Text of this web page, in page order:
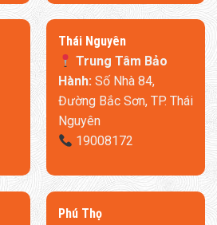
Thái Nguyên
Trung Tâm Bảo
Hành:Số Nhà 84,
Đường Bắc Sơn, TP. Thái
Nguyên
19008172
​Phú Thọ